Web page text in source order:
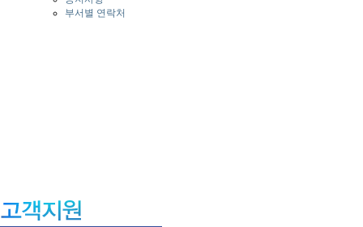
부서별 연락처